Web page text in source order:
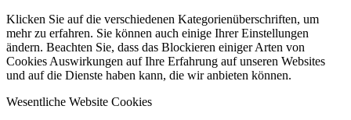
Klicken Sie auf die verschiedenen Kategorienüberschriften, um
mehr zu erfahren. Sie können auch einige Ihrer Einstellungen
ändern. Beachten Sie, dass das Blockieren einiger Arten von
Cookies Auswirkungen auf Ihre Erfahrung auf unseren Websites
und auf die Dienste haben kann, die wir anbieten können.
Wesentliche Website Cookies